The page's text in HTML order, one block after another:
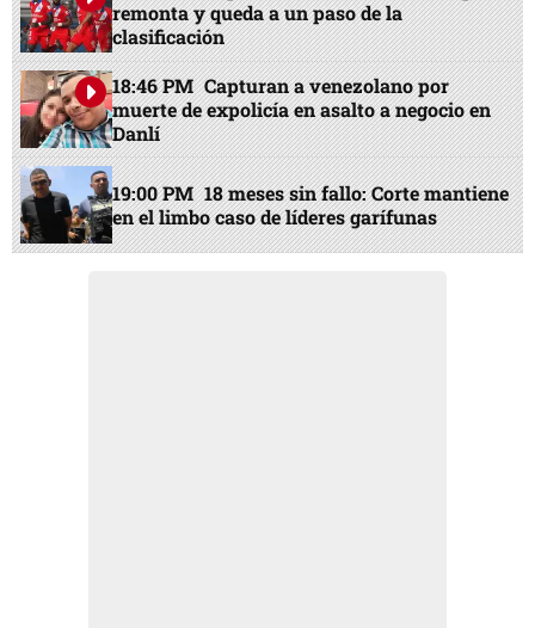
remonta y queda a un paso de la
clasificación
18:46 PM Capturan a venezolano por
muerte de expolicía en asalto a negocio en
Danlí
19:00 PM 18 meses sin fallo: Corte mantiene
en el limbo caso de líderes garífunas